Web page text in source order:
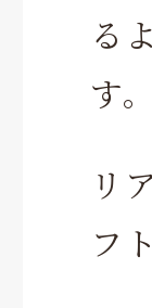
る
す。
リ
フ